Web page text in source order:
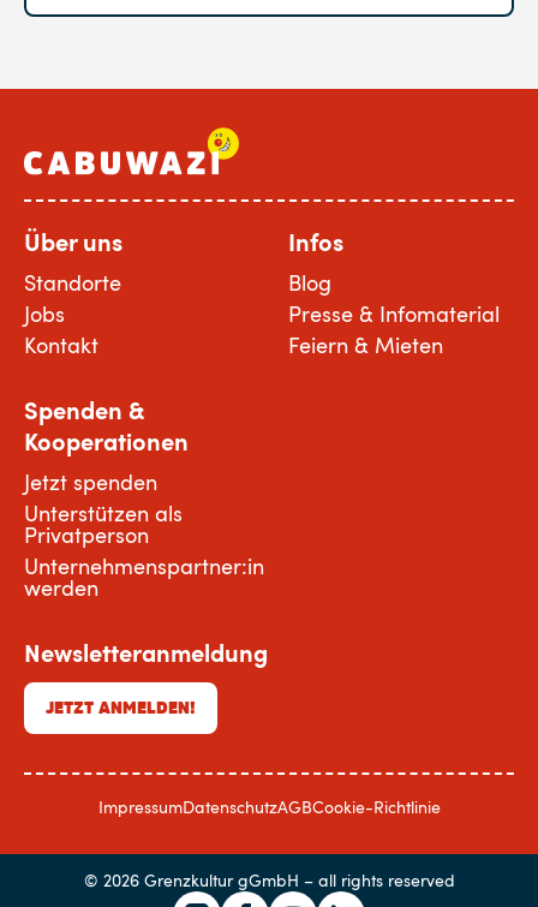
Über uns
Standorte
Jobs
Kontakt
Infos
Blog
Presse & Infomaterial
Feiern & Mieten
Spenden &
Kooperationen
Jetzt spenden
Unterstützen als
Privatperson
Unternehmenspartner:in
werden
Newsletteranmeldung
JETZT ANMELDEN!
ImpressumDatenschutzAGBCookie-Richtlinie
© 2026 Grenzkultur gGmbH – all rights reserved